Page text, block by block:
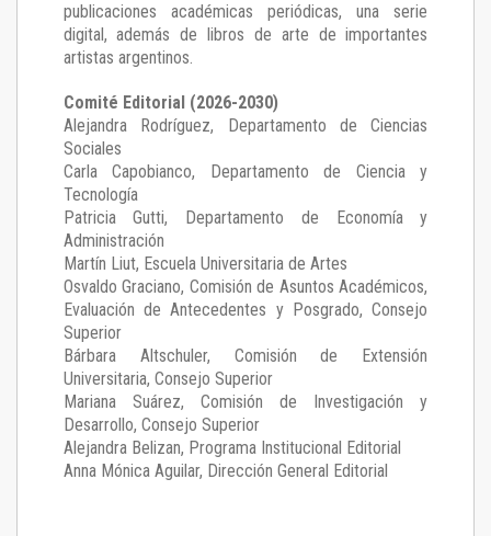
publicaciones académicas periódicas, una serie
digital, además de libros de arte de importantes
artistas argentinos.
Comité Editorial (2026-2030)
Alejandra Rodríguez, Departamento de Ciencias
Sociales
Carla Capobianco, Departamento de Ciencia y
Tecnología
Patricia Gutti, Departamento de Economía y
Administración
Martín Liut, Escuela Universitaria de Artes
Osvaldo Graciano, Comisión de Asuntos Académicos,
Evaluación de Antecedentes y Posgrado, Consejo
Superior
Bárbara Altschuler, Comisión de Extensión
Universitaria, Consejo Superior
Mariana Suárez, Comisión de Investigación y
Desarrollo, Consejo Superior
Alejandra Belizan, Programa Institucional Editorial
Anna Mónica Aguilar, Dirección General Editorial